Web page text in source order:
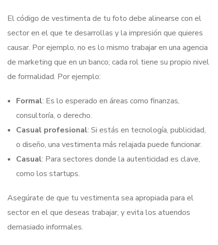
El código de vestimenta de tu foto debe alinearse con el
sector en el que te desarrollas y la impresión que quieres
causar. Por ejemplo, no es lo mismo trabajar en una agencia
de marketing que en un banco; cada rol tiene su propio nivel
de formalidad. Por ejemplo:
Formal: Es lo esperado en áreas como finanzas,
consultoría, o derecho.
Casual profesional: Si estás en tecnología, publicidad,
o diseño, una vestimenta más relajada puede funcionar.
Casual: Para sectores donde la autenticidad es clave,
como los startups.
Asegúrate de que tu vestimenta sea apropiada para el
sector en el que deseas trabajar, y evita los atuendos
demasiado informales.